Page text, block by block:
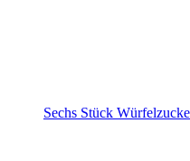
Sechs Stück